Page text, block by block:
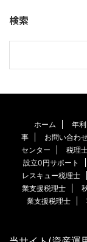
検索
ホーム 年
事
お問い合わ
センター
税理
設立0円サポート
レスキュー税理士
業支援税理士
業支援税理士